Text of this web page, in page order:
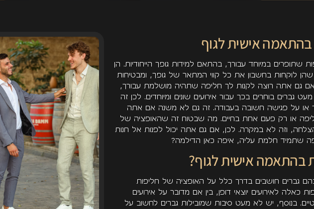
אישית לגוף
שתופרים במיוחד עבורך, בהתאם למידות גופך הייחודיות. הן
לוקחות בחשבון את כל קווי המתאר של גופך, ומבטיחות
גם אתה רוצה לקנות לך חליפה שתהיה מושלמת עבורך,
בוחרים בכך עבור אירועים שונים ומיוחדים. לכן זה
על פגישה חשובה בעבודה. זה גם לא משנה אם אתה
או רק פעם אחת בחיים. מה שבטוח זה שהאופציה של
וזה לא במקרה. לכן, אם גם אתה יכול לפנות אל חנות
שתמיד חלמת עליה, איפה כאן הדילמה?
בהתאמה אישית לגוף?
גברים חושבים בדרך כלל על האופציה של חליפות
כאלה לאירועים יוצאי דופן, בין אם מדובר על אירועים
בנוסף, יש לא מעט סיבות שמובילות גברים לחשוב על